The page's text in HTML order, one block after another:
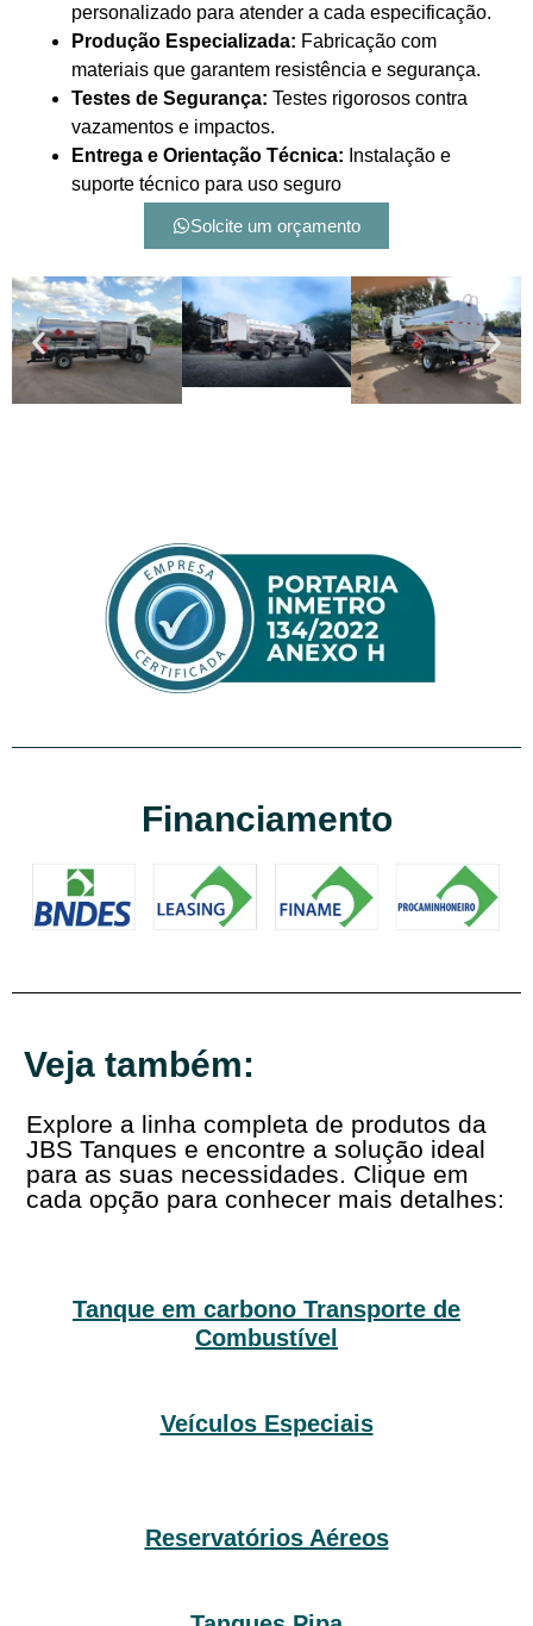
personalizado para atender a cada especificação.
Produção Especializada: Fabricação com
materiais que garantem resistência e segurança.
Testes de Segurança: Testes rigorosos contra
vazamentos e impactos.
Entrega e Orientação Técnica: Instalação e
suporte técnico para uso seguro
Solcite um orçamento
Financiamento
Veja também:
Explore a linha completa de produtos da
JBS Tanques e encontre a solução ideal
para as suas necessidades. Clique em
cada opção para conhecer mais detalhes:
Tanque em carbono Transporte de
Combustível
Veículos Especiais
Reservatórios Aéreos